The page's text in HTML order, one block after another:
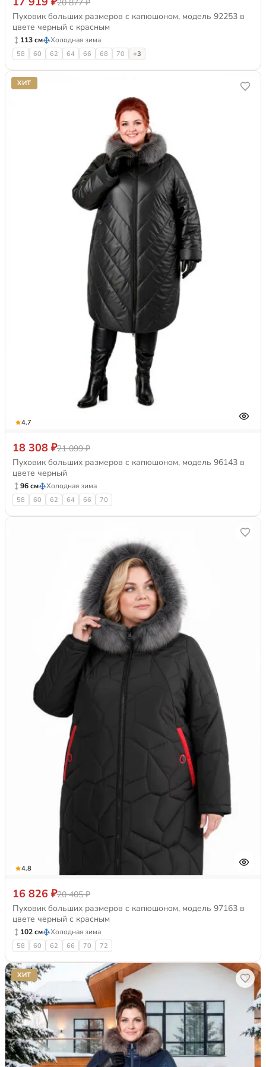
20 877 ₽
Пуховик больших размеров с капюшоном, модель 92253 в
цвете черный с красным
113 см Холодная зима
58 60 62 64 66 68 70 +3
ХИТ
4.7
18 308 ₽21 099 ₽
Пуховик больших размеров с капюшоном, модель 96143 в
цвете черный
96 см Холодная зима
58 60 62 64 66 70
4.8
16 826 ₽20 405 ₽
Пуховик больших размеров с капюшоном, модель 97163 в
цвете черный с красным
102 см Холодная зима
58 60 62 66 70 72
ХИТ